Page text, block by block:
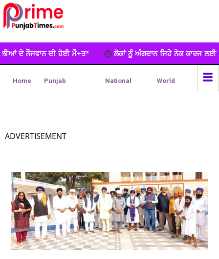
ਲੋਕਾਂ ਨੂੂੰ ਅੰਗਦਾਨ ਜਿਹੇ ਨੇਕ ਕਾਰਜ ਲਈ ਵਧ-ਚੜ੍ਹਕੇ ਅੱਗੇ ਆਉਣਾ
Home Punjab National World
ADVERTISEMENT